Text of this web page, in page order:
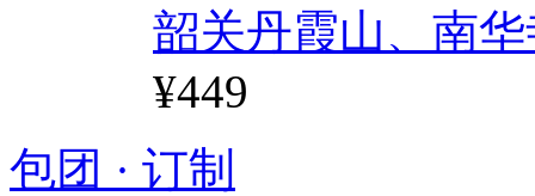
韶关丹霞山、南
¥449
包团 · 订制